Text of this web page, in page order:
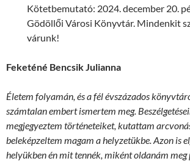
Kötetbemutató: 2024. december 20.
Gödöllői Városi Könyvtár. Mindenkit
várunk!
Feketéné Bencsik Julianna
Életem folyamán, és a fél évszázados
számtalan embert ismertem meg.
megjegyeztem történeteiket, kutattam
beleképzeltem magam a helyzetükbe. Azon is
helyükben én mit tennék, miként oldanám